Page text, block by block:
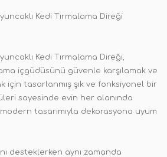
Kedi Tırmalama Direği
Kedi Tırmalama Direği,
içgüdüsünü güvenle karşılamak ve
için tasarlanmış şık ve fonksiyonel bir
sayesinde evin her alanında
tasarımıyla dekorasyona uyum
desteklerken aynı zamanda